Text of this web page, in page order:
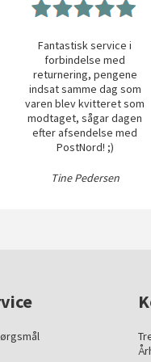
Fantastisk service i
forbindelse med
returnering, pengene
indsat samme dag som
varen blev kvitteret som
modtaget, sågar dagen
efter afsendelse med
PostNord! ;)
Tine Pedersen